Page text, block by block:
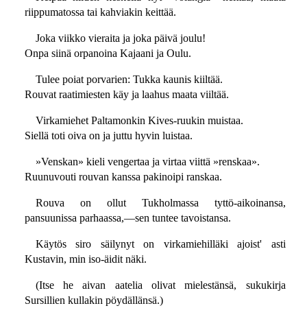
riippumatossa tai kahviakin keittää.
Joka viikko vieraita ja joka päivä joulu!
Onpa siinä orpanoina Kajaani ja Oulu.
Tulee poiat porvarien: Tukka kaunis kiiltää.
Rouvat raatimiesten käy ja laahus maata viiltää.
Virkamiehet Paltamonkin Kives-ruukin muistaa.
Siellä toti oiva on ja juttu hyvin luistaa.
»Venskan» kieli vengertaa ja virtaa viittä »renskaa».
Ruunuvouti rouvan kanssa pakinoipi ranskaa.
Rouva on ollut Tukholmassa tyttö-aikoinansa,
pansuunissa parhaassa,—sen tuntee tavoistansa.
Käytös siro säilynyt on virkamiehilläki ajoist' asti
Kustavin, min iso-äidit näki.
(Itse he aivan aatelia olivat mielestänsä, sukukirja
Sursillien kullakin pöydällänsä.)